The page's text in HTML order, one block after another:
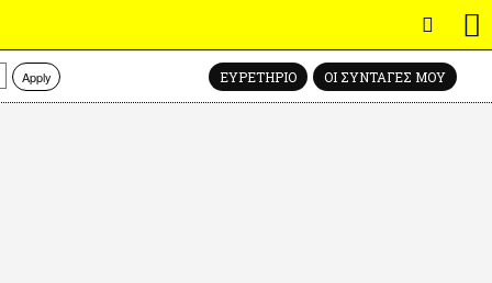
Apply ΕΥΡΕΤΗΡΙΟ ΟΙ ΣΥΝΤΑΓΕΣ ΜΟΥ